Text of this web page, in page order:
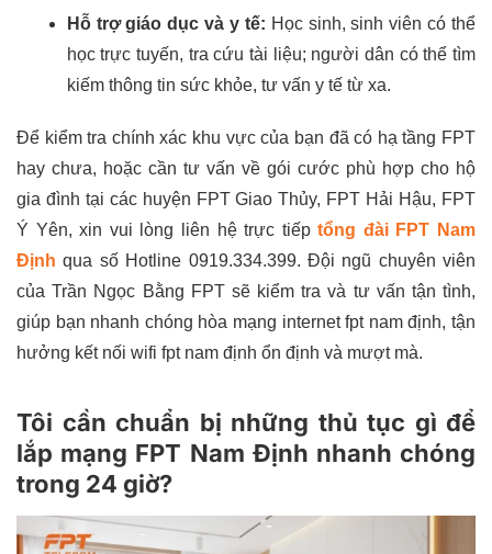
Hỗ trợ giáo dục và y tế: Học sinh, sinh viên có thể
học trực tuyến, tra cứu tài liệu; người dân có thể tìm
kiếm thông tin sức khỏe, tư vấn y tế từ xa.
Để kiểm tra chính xác khu vực của bạn đã có hạ tầng FPT
hay chưa, hoặc cần tư vấn về gói cước phù hợp cho hộ
gia đình tại các huyện FPT Giao Thủy, FPT Hải Hậu, FPT
Ý Yên, xin vui lòng liên hệ trực tiếptổng đài FPT Nam
Định qua số Hotline 0919.334.399. Đội ngũ chuyên viên
của Trần Ngọc Bằng FPT sẽ kiểm tra và tư vấn tận tình,
giúp bạn nhanh chóng hòa mạng internet fpt nam định, tận
hưởng kết nối wifi fpt nam định ổn định và mượt mà.
Tôi cần chuẩn bị những thủ tục gì để
lắp mạng FPT Nam Định nhanh chóng
trong 24 giờ?